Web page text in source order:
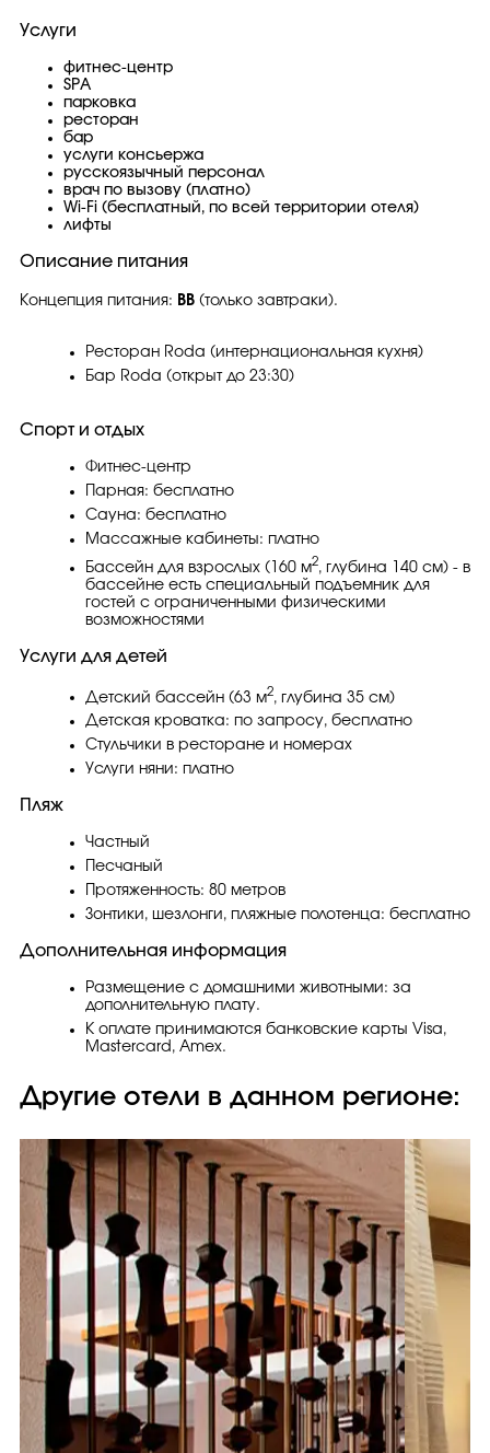
Услуги
фитнес-центр
SPA
парковка
ресторан
бар
услуги консьержа
русскоязычный персонал
врач по вызову (платно)
Wi-Fi (бесплатный, по всей территории отеля)
лифты
Описание питания
Концепция питания: BB (только завтраки).
Ресторан Roda (интернациональная кухня)
Бар Roda (открыт до 23:30)
Спорт и отдых
Фитнес-центр
Парная: бесплатно
Сауна: бесплатно
Массажные кабинеты: платно
Бассейн для взрослых (160 м2, глубина 140 см) - в
бассейне есть специальный подъемник для
гостей с ограниченными физическими
возможностями
Услуги для детей
Детский бассейн (63 м2, глубина 35 см)
Детская кроватка: по запросу, бесплатно
Стульчики в ресторане и номерах
Услуги няни: платно
Пляж
Частный
Песчаный
Протяженность: 80 метров
Зонтики, шезлонги, пляжные полотенца: бесплатно
Дополнительная информация
Размещение с домашними животными: за
дополнительную плату.
К оплате принимаются банковские карты Visa,
Masterсard, Amex.
Другие отели в данном регионе: